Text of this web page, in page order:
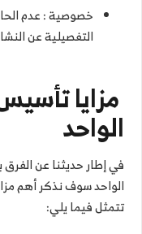
خصوصية : عدم
التفصيلية عن
مزايا
الواحد
في إطار حديثنا عن
الواحد سوف نذكر أهم
تتمثل فيما يلي: